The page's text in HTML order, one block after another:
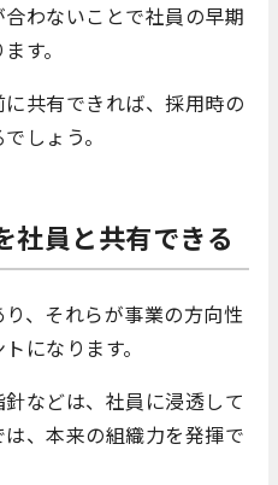
わないことで社員の早期
す。
共有できれば、採用時の
しょう。
社員と共有できる
、それらが事業の方向性
になります。
などは、社員に浸透して
、本来の組織力を発揮で